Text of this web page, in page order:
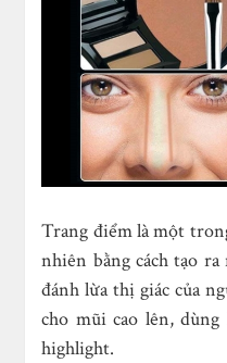
Trang điểm là một
nhiên bằng cách tạo
đánh lừa thị giác của
cho mũi cao lên,
highlight.